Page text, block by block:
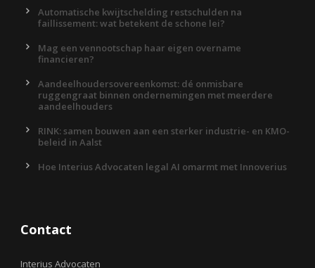
Automatische kwijtschelding restschulden na
faillissement: wat betekent de schone lei?
Mag een vennootschap haar eigen overname
financieren?
Aandeelhoudersovereenkomst: dé onmisbare
ruggengraat binnen ondernemingen met meerdere
aandeelhouders
RINK: samen bouwen aan een sterker industrie- en KMO-
beleid in Aalst
Hoe Interius Advocaten legal AI omarmt met Innoverius
Contact
Interius Advocaten